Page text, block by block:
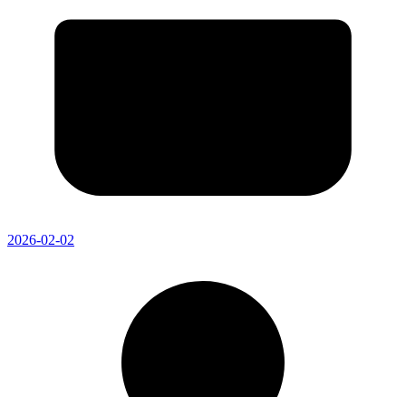
2026-02-02